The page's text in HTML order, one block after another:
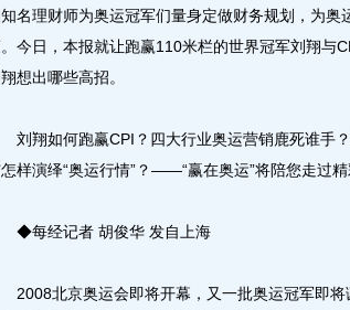
名理财师为奥运冠军们量身定做财务规划，为奥
今日，本报就让跑赢110米栏的世界冠军刘翔与
想出哪些高招。
翔如何跑赢CPI？四大行业奥运营销鹿死谁手
样演绎“奥运行情”？——“赢在奥运”将陪您走过精
每经记者 胡俊华 发自上海
北京奥运会即将开幕，又一批奥运冠军即将